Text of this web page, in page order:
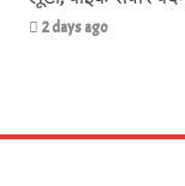
2 days ago